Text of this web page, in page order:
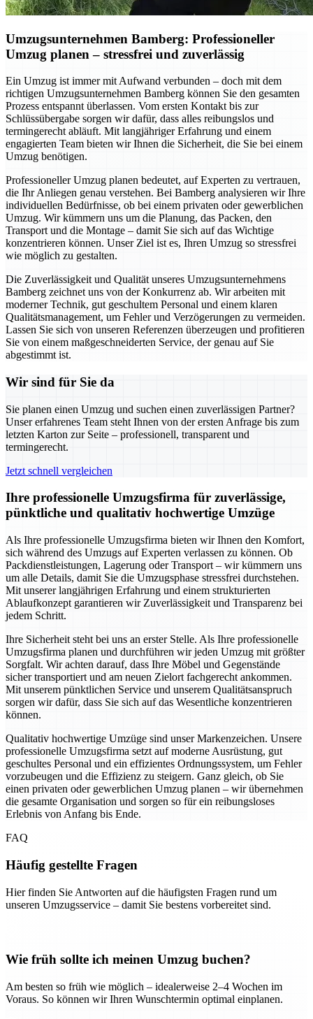
Umzugsunternehmen Bamberg: Professioneller
Umzug planen – stressfrei und zuverlässig
Ein Umzug ist immer mit Aufwand verbunden – doch mit dem
richtigen Umzugsunternehmen Bamberg können Sie den gesamten
Prozess entspannt überlassen. Vom ersten Kontakt bis zur
Schlüssübergabe sorgen wir dafür, dass alles reibungslos und
termingerecht abläuft. Mit langjähriger Erfahrung und einem
engagierten Team bieten wir Ihnen die Sicherheit, die Sie bei einem
Umzug benötigen.
Professioneller Umzug planen bedeutet, auf Experten zu vertrauen,
die Ihr Anliegen genau verstehen. Bei Bamberg analysieren wir Ihre
individuellen Bedürfnisse, ob bei einem privaten oder gewerblichen
Umzug. Wir kümmern uns um die Planung, das Packen, den
Transport und die Montage – damit Sie sich auf das Wichtige
konzentrieren können. Unser Ziel ist es, Ihren Umzug so stressfrei
wie möglich zu gestalten.
Die Zuverlässigkeit und Qualität unseres Umzugsunternehmens
Bamberg zeichnet uns von der Konkurrenz ab. Wir arbeiten mit
moderner Technik, gut geschultem Personal und einem klaren
Qualitätsmanagement, um Fehler und Verzögerungen zu vermeiden.
Lassen Sie sich von unseren Referenzen überzeugen und profitieren
Sie von einem maßgeschneiderten Service, der genau auf Sie
abgestimmt ist.
Wir sind für Sie da
Sie planen einen Umzug und suchen einen zuverlässigen Partner?
Unser erfahrenes Team steht Ihnen von der ersten Anfrage bis zum
letzten Karton zur Seite – professionell, transparent und
termingerecht.
Jetzt schnell vergleichen
Ihre professionelle Umzugsfirma für zuverlässige,
pünktliche und qualitativ hochwertige Umzüge
Als Ihre professionelle Umzugsfirma bieten wir Ihnen den Komfort,
sich während des Umzugs auf Experten verlassen zu können. Ob
Packdienstleistungen, Lagerung oder Transport – wir kümmern uns
um alle Details, damit Sie die Umzugsphase stressfrei durchstehen.
Mit unserer langjährigen Erfahrung und einem strukturierten
Ablaufkonzept garantieren wir Zuverlässigkeit und Transparenz bei
jedem Schritt.
Ihre Sicherheit steht bei uns an erster Stelle. Als Ihre professionelle
Umzugsfirma planen und durchführen wir jeden Umzug mit größter
Sorgfalt. Wir achten darauf, dass Ihre Möbel und Gegenstände
sicher transportiert und am neuen Zielort fachgerecht ankommen.
Mit unserem pünktlichen Service und unserem Qualitätsanspruch
sorgen wir dafür, dass Sie sich auf das Wesentliche konzentrieren
können.
Qualitativ hochwertige Umzüge sind unser Markenzeichen. Unsere
professionelle Umzugsfirma setzt auf moderne Ausrüstung, gut
geschultes Personal und ein effizientes Ordnungssystem, um Fehler
vorzubeugen und die Effizienz zu steigern. Ganz gleich, ob Sie
einen privaten oder gewerblichen Umzug planen – wir übernehmen
die gesamte Organisation und sorgen so für ein reibungsloses
Erlebnis von Anfang bis Ende.
FAQ
Häufig gestellte Fragen
Hier finden Sie Antworten auf die häufigsten Fragen rund um
unseren Umzugsservice – damit Sie bestens vorbereitet sind.
Wie früh sollte ich meinen Umzug buchen?
Am besten so früh wie möglich – idealerweise 2–4 Wochen im
Voraus. So können wir Ihren Wunschtermin optimal einplanen.